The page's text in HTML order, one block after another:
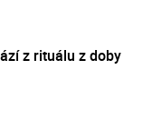
z rituálu z doby